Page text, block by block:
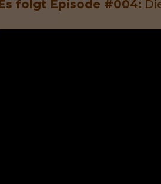
Es folgt Episode #004: